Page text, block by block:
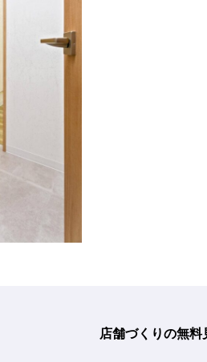
店舗づくりの無